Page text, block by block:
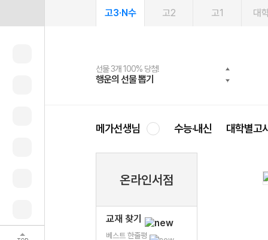
고3·N수 고2 고1 대
선물 3개 100% 당첨!
행운의 선물 뽑기
선물 100% 증정!
메가스터디 X 올리브
여름방학 스터디 캐시백
메가런 썸머스쿨
2027 러셀 단과
강사 공개선발
스마트러닝앱
설문 EVENT
메가패스
3일 무료 체험권
메가패스 수강생 무료혜택!
메가클럽 멤버십
사회공헌 캠페인
희망이룸 메가나눔
메가선생님 수능·내신 대학별고
온라인서점
교재 찾기
베스트 한줄평